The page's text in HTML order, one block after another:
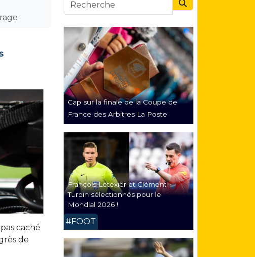
pas caché
de
Search
Cap sur la finale de la Coupe de
France des Arbitres La Poste
François Letexier et Clément
Turpin sélectionnés pour le
Mondial 2026 !
#FOOT